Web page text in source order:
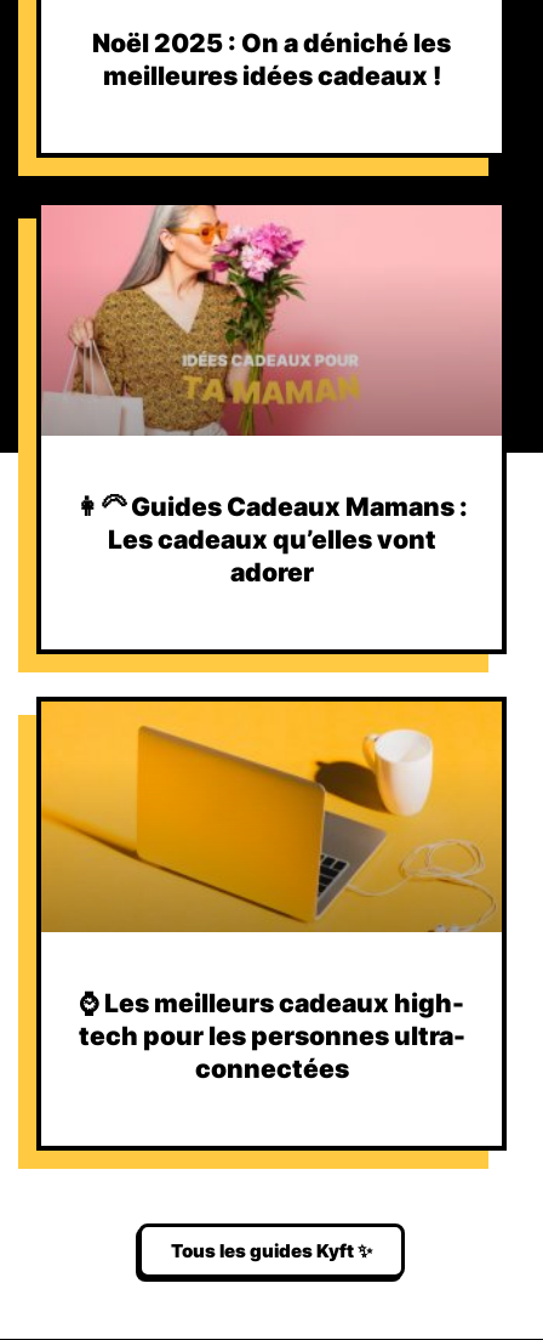
Noël 2025 : On a déniché les
meilleures idées cadeaux !
👩‍🦳 Guides Cadeaux Mamans :
Les cadeaux qu’elles vont
adorer
⌚️ Les meilleurs cadeaux high-
tech pour les personnes ultra-
connectées
Tous les guides Kyft ✨